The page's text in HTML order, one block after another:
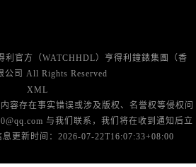
新疆维吾尔自治区乌鲁木齐市天山区红山路26号时代广场（CCMALL）C座17层17-B售后服务中心（需提前预约）
广东省佛山市禅城区季华五路57号万科金融中心C座12层1205室售后服务中心（需提前预约）
利官方（WATCHHDL）
亨得利鐘錶集團（香
公司 All Rights Reserved
XML
容存在事实错误或涉及版权、名誉权等侵权问
与我们联系，我们将在收到通知后立
更新时间：2026-07-22T16:07:33+08:00